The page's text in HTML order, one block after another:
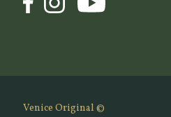
Venice Original ©